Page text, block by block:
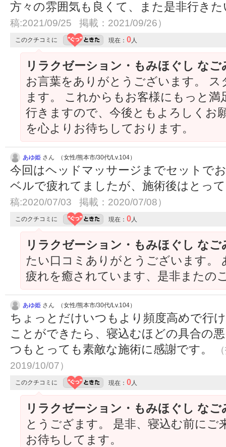
方々の雰囲気も良くて、また是非行き
稿:2021/09/25 掲載：2021/09/26）
このクチコミに 現在： 0人
リラクゼーション・もみほぐし なご
お言葉をありがとうございます。
ます。 これからもお客様にもっと
行きますので、今後ともよろしくお
を心よりお待ちしております。
あゆ姫 さん （女性/熊本市/30代/Lv.104）
今回はヘッドマッサージまでセットで
ベルで疲れてましたが、施術後はとっ
稿:2020/07/03 掲載：2020/07/08）
このクチコミに 現在： 0人
リラクゼーション・もみほぐし なご
たい口コミありがとうございます。
疲れを癒されています、是非またの
あゆ姫 さん （女性/熊本市/30代/Lv.104）
ちょっとだけいつもより頻度高めで行
ことができたら、寝込むほどの具合の
つもとっても素敵な施術に感謝です。
2019/10/07）
このクチコミに 現在： 0人
リラクゼーション・もみほぐし なご
とうござます。 是非、寝込む前に
お待ちしてます。